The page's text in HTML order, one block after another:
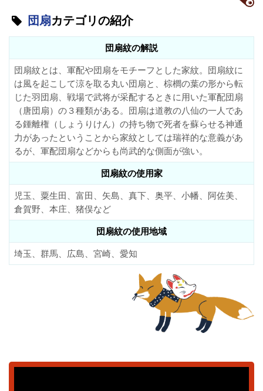
団扇カテゴリの紹介
団扇紋の解説
団扇紋とは、軍配や団扇をモチーフとした家紋。団扇紋に
は風を起こして涼を取る丸い団扇と、棕櫚の葉の形から転
じた羽団扇、戦場で武将が采配するときに用いた軍配団扇
（唐団扇）の３種類がある。団扇は道教の八仙の一人であ
る鍾離権（しょうりけん）の持ち物で死者を蘇らせる神通
力があったということから家紋としては瑞祥的な意義があ
るが、軍配団扇などからも尚武的な側面が強い。
団扇紋の使用家
児玉、粟生田、富田、矢島、真下、奥平、小幡、阿佐美、
倉賀野、本庄、猪俣など
団扇紋の使用地域
埼玉、群馬、広島、宮崎、愛知